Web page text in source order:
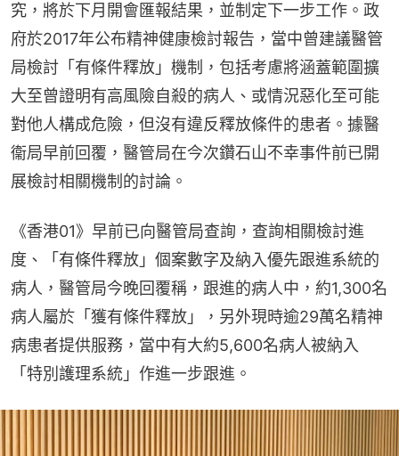
究，將於下月開會匯報結果，並制定下一步工作。政
府於2017年公布精神健康檢討報告，當中曾建議醫管
局檢討「有條件釋放」機制，包括考慮將涵蓋範圍擴
大至曾證明有高風險自殺的病人、或情況惡化至可能
對他人構成危險，但沒有違反釋放條件的患者。據醫
衞局早前回覆，醫管局在今次鑽石山不幸事件前已開
展檢討相關機制的討論。
《香港01》早前已向醫管局查詢，查詢相關檢討進
度、「有條件釋放」個案數字及納入優先跟進系統的
病人，醫管局今晚回覆稱，跟進的病人中，約1,300名
病人屬於「獲有條件釋放」，另外現時逾29萬名精神
病患者提供服務，當中有大約5,600名病人被納入
「特別護理系統」作進一步跟進。